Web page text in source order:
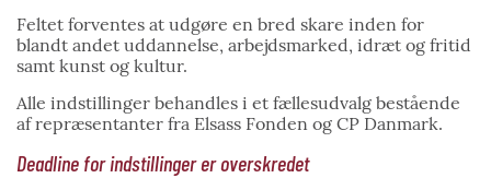
Feltet forventes at udgøre en bred skare inden for
blandt andet uddannelse, arbejdsmarked, idræt og fritid
samt kunst og kultur.
Alle indstillinger behandles i et fællesudvalg bestående
af repræsentanter fra Elsass Fonden og CP Danmark.
Deadline for indstillinger er overskredet